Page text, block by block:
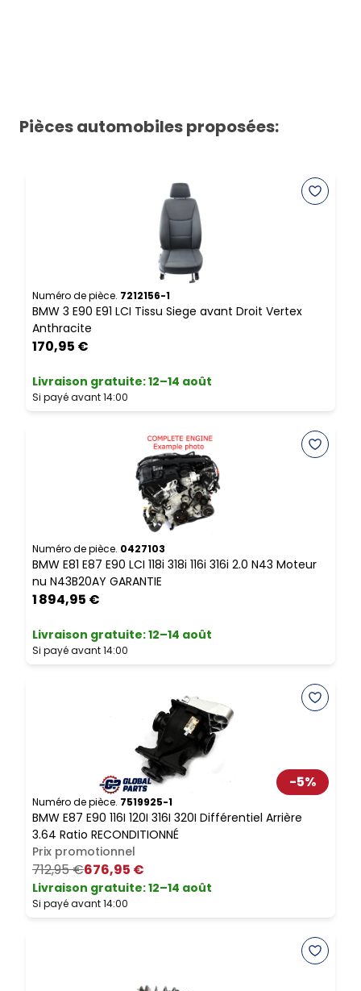
Pièces automobiles proposées:
Numéro de pièce. 7212156-1
BMW 3 E90 E91 LCI Tissu Siege avant Droit Vertex
Anthracite
170,95 €
Livraison gratuite:12–14 août
Si payé avant 14:00
Numéro de pièce. 0427103
BMW E81 E87 E90 LCI 118i 318i 116i 316i 2.0 N43 Moteur
nu N43B20AY GARANTIE
1 894,95 €
Livraison gratuite:12–14 août
Si payé avant 14:00
-5%
Numéro de pièce. 7519925-1
BMW E87 E90 116I 120I 316I 320I Différentiel Arrière
3.64 Ratio RECONDITIONNÉ
Prix promotionnel
712,95 €676,95 €
Livraison gratuite:12–14 août
Si payé avant 14:00